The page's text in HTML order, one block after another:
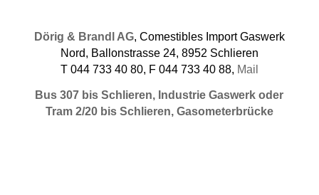
Dörig & Brandl AG, Comestibles Import Gaswerk
Nord, Ballonstrasse 24, 8952 Schlieren
T 044 733 40 80, F 044 733 40 88, Mail
Bus 307 bis Schlieren, Industrie Gaswerk oder
Tram 2/20 bis Schlieren, Gasometerbrücke